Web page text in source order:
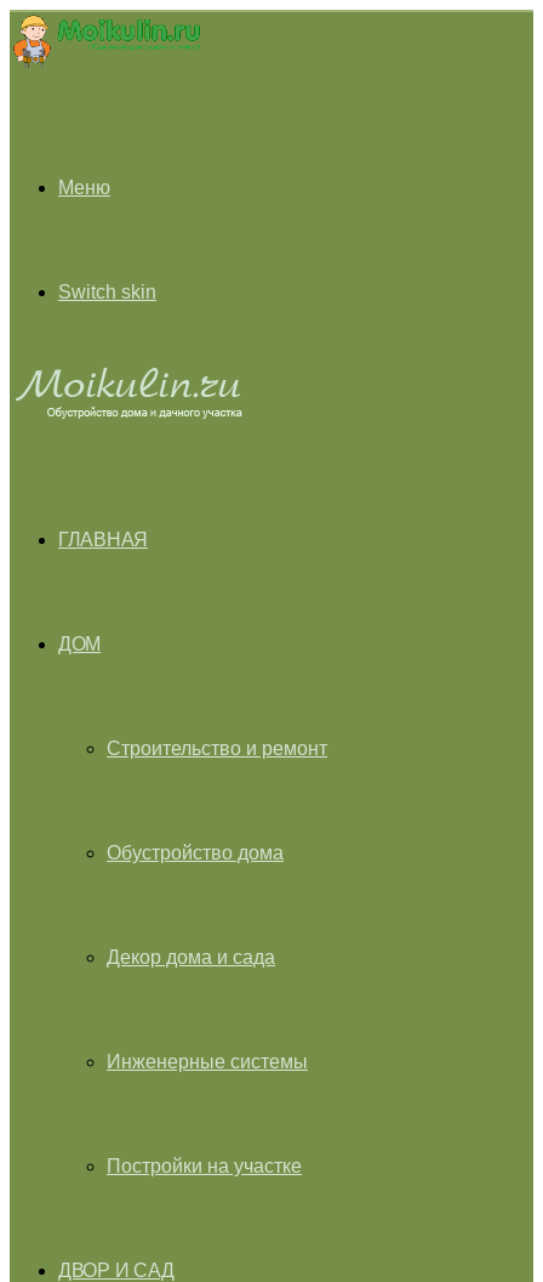
Меню
Switch skin
ГЛАВНАЯ
ДОМ
Строительство и ремонт
Обустройство дома
Декор дома и сада
Инженерные системы
Постройки на участке
ДВОР И САД